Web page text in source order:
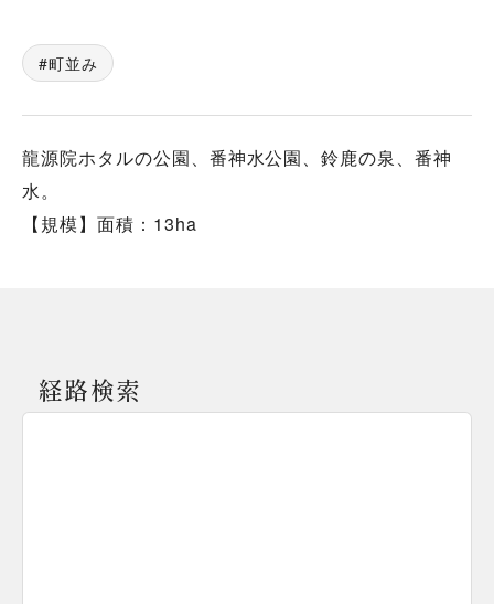
町並み
龍源院ホタルの公園、番神水公園、鈴鹿の泉、番神
水。
【規模】面積：13ha
経路検索